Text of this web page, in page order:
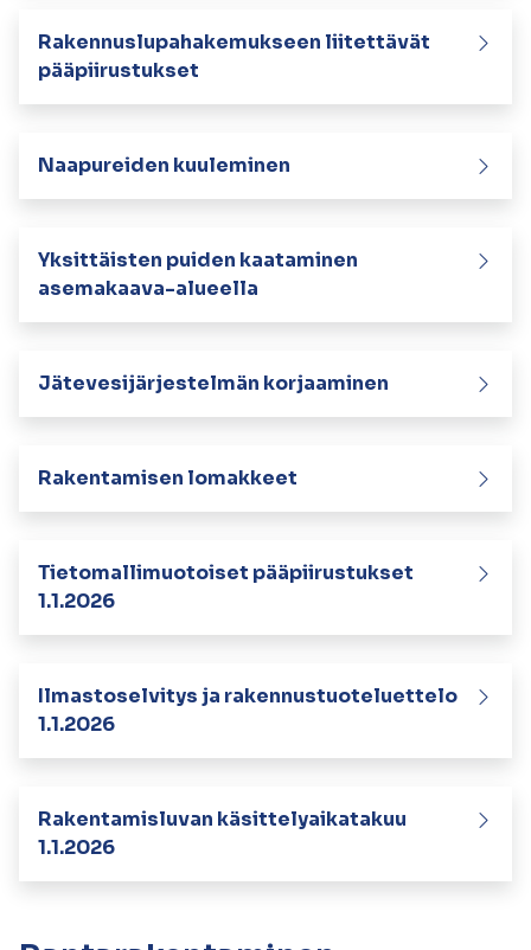
pyyhkäisyliikkeitä.
Rakennuslupahakemukseen liitettävät
pääpiirustukset
Naapureiden kuuleminen
Yksittäisten puiden kaataminen
asemakaava-alueella
Jätevesijärjestelmän korjaaminen
Rakentamisen lomakkeet
Tietomallimuotoiset pääpiirustukset
1.1.2026
Ilmastoselvitys ja rakennustuoteluettelo
1.1.2026
Rakentamisluvan käsittelyaikatakuu
1.1.2026